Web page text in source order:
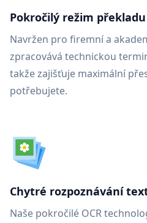
Pokročilý režim překladu
Navržen pro firemní a
zpracovává technickou
takže zajišťuje maximální
potřebujete.
Chytré rozpoznávání
Naše pokročilé OCR